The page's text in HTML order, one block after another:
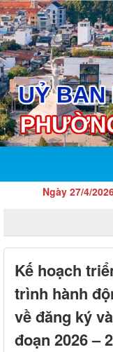
Ngày 27/4/
Kế hoạch
trình hành
về đăng ký
đoạn 2026 –